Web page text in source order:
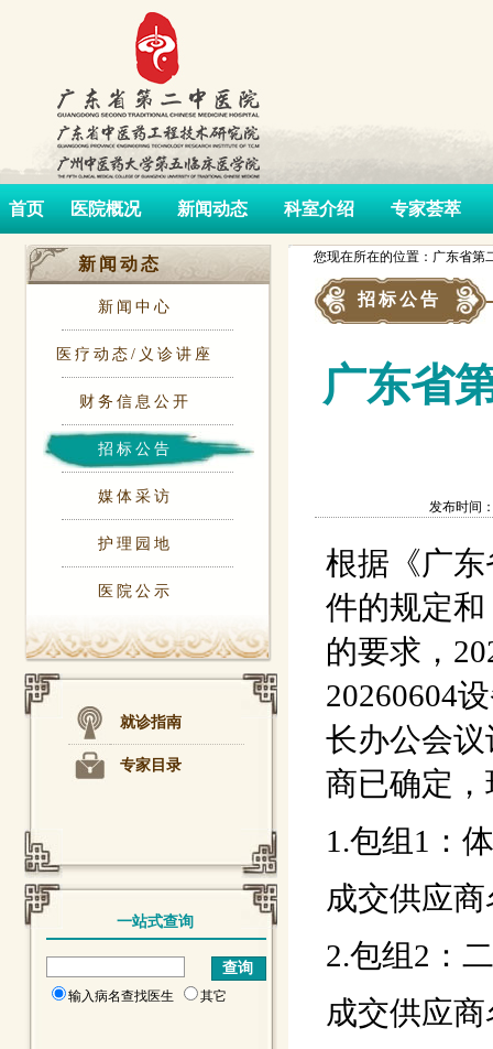
首页 医院概况 新闻动态 科室介绍 专家荟萃
新闻动态
新闻中心
医疗动态/义诊讲座
财务信息公开
招标公告
媒体采访
护理园地
医院公示
就诊指南
专家目录
一站式查询
输入病名查找医生 其它
您现在所在的位置：广东省第
招标公告
广东省
发布时间
根据《广
件的规定
的要求，
20260604
长办公会
商已确定
1.包组1：
成交供应
2.包组2：
成交供应